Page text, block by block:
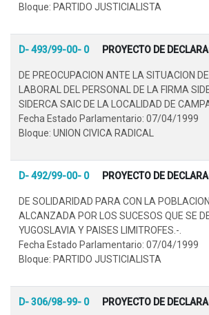
Bloque: PARTIDO JUSTICIALISTA
D- 493/99-00- 0 PROYECTO DE
DE PREOCUPACION ANTE LA SITUACION
LABORAL DEL PERSONAL DE LA FIRMA
SIDERCA SAIC DE LA LOCALIDAD DE
Fecha Estado Parlamentario: 07/04/1999
Bloque: UNION CIVICA RADICAL
D- 492/99-00- 0 PROYECTO DE
DE SOLIDARIDAD PARA CON LA POBLACION
ALCANZADA POR LOS SUCESOS QUE SE
YUGOSLAVIA Y PAISES LIMITROFES.-.
Fecha Estado Parlamentario: 07/04/1999
Bloque: PARTIDO JUSTICIALISTA
D- 306/98-99- 0 PROYECTO DE